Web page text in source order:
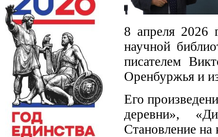
8 апреля 2026
научной
писателем
Оренбуржья и
Его
деревни»,
Становление на